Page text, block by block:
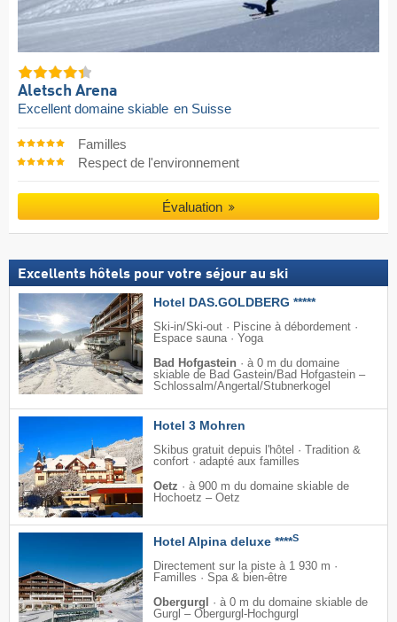
Aletsch Arena
Excellent domaine skiable en Suisse
Familles
Respect de l'environnement
Évaluation
Excellents hôtels pour votre séjour au ski
Hotel DAS.GOLDBERG *****
Ski-in/Ski-out · Piscine à débordement ·
Espace sauna · Yoga
Bad Hofgastein · à 0 m du domaine
skiable de Bad Gastein/​Bad Hofgastein –
Schlossalm/​Angertal/​Stubnerkogel
Hotel 3 Mohren
Skibus gratuit depuis l'hôtel · Tradition &
confort · adapté aux familles
Oetz · à 900 m du domaine skiable de
Hochoetz – Oetz
Hotel Alpina deluxe ****S
Directement sur la piste à 1 930 m ·
Familles · Spa & bien-être
Obergurgl
· à 0 m du domaine skiable de
Gurgl – Obergurgl-Hochgurgl